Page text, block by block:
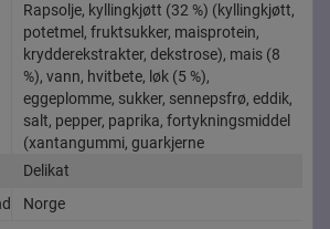
Rapsolje, kyllingkjøtt (32 %) (kyllingkjøtt,
potetmel, fruktsukker, maisprotein,
krydderekstrakter, dekstrose), mais (8
%), vann, hvitbete, løk (5 %),
eggeplomme, sukker, sennepsfrø, eddik,
salt, pepper, paprika, fortykningsmiddel
(xantangummi, guarkjerne
Delikat
Norge